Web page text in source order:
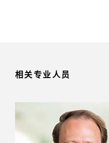
相关专业人员